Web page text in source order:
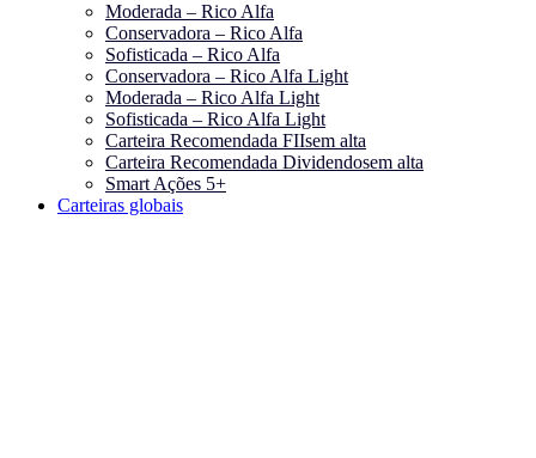
Moderada – Rico Alfa
Conservadora – Rico Alfa
Sofisticada – Rico Alfa
Conservadora – Rico Alfa Light
Moderada – Rico Alfa Light
Sofisticada – Rico Alfa Light
Carteira Recomendada FIIsem alta
Carteira Recomendada Dividendosem alta
Smart Ações 5+
Carteiras globais